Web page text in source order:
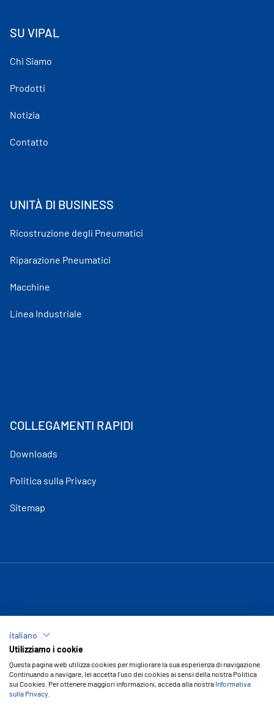
SU VIPAL
Chi Siamo
Prodotti
Notizia
Contatto
UNITÀ DI BUSINESS
Ricostruzione degli Pneumatici
Riparazione Pneumatici
Macchine
Linea Industriale
COLLEGAMENTI RAPIDI
Downloads
Politica sulla Privacy
Sitemap
Copyright © 2026 Vipal Rubber
italiano
Utilizziamo i cookie
Questa pagina web utilizza cookies per migliorare la sua esperienza di navigazione.
Continuando a navigare, lei accetta l’uso dei cookies ai sensi della nostra Politica
sui Cookies. Per ottenere maggiori informazioni, acceda alla nostra Informativa
sulla Privacy